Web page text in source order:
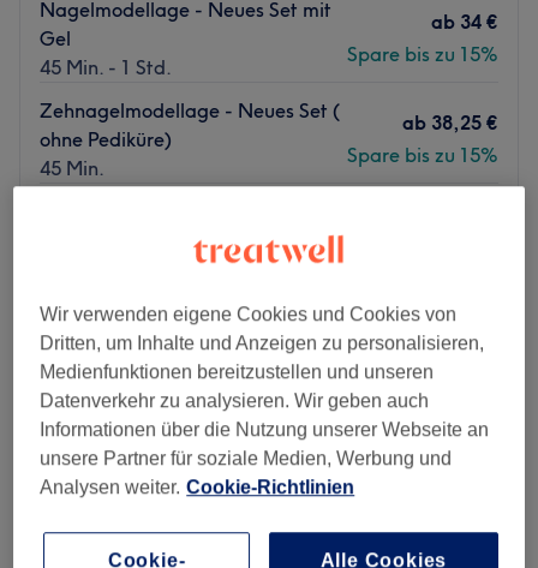
Nagelmodellage - Neues Set mit
Gel
45 Min. - 1 Std.
ab 34 €
Spare bis zu 15%
Zehnagelmodellage - Neues Set (
ohne Pediküre)
45 Min.
ab 38,25 €
Spare bis zu 15%
Schnellansicht Saloninfos
Montag 09:00–19:00
Dienstag
09:00–19:00
Mittwoch
09:00–19:00
Donnerstag
09:00–19:00
Freitag
09:00– 19:00
Samstag
Wir verwenden eigene Cookies und Cookies von
Dritten, um Inhalte und Anzeigen zu personalisieren,
Medienfunktionen bereitzustellen und unseren
Datenverkehr zu analysieren. Wir geben auch
Informationen über die Nutzung unserer Webseite an
unsere Partner für soziale Medien, Werbung und
Analysen weiter. Cookie-Richtlinien
Cookie-
Alle Cookies